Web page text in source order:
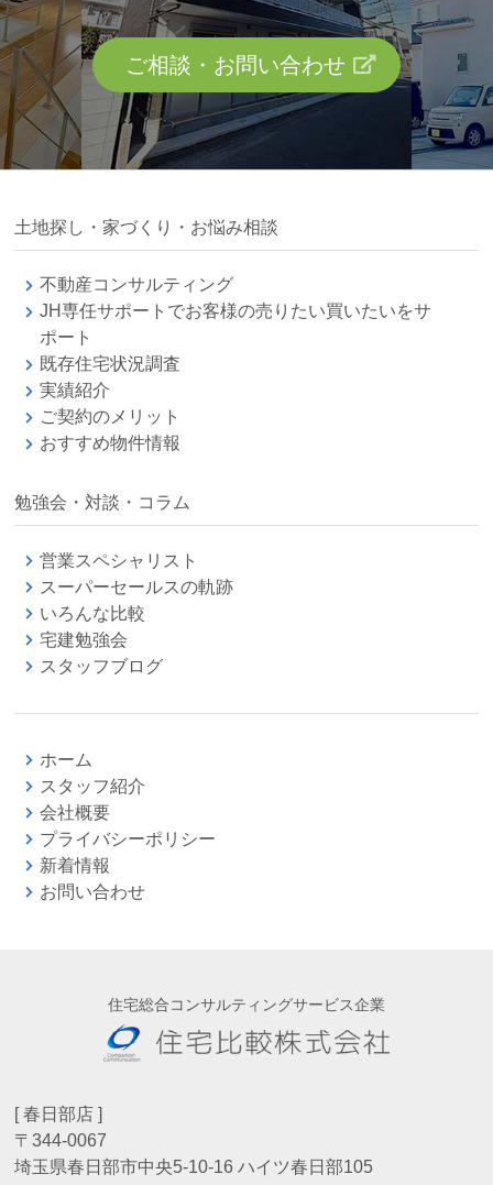
ご相談・お問い合わせ
土地探し・家づくり・お悩み相談
不動産コンサルティング
JH専任サポートでお客様の売りたい買いたいをサ
ポート
既存住宅状況調査
実績紹介
ご契約のメリット
おすすめ物件情報
勉強会・対談・コラム
営業スペシャリスト
スーパーセールスの軌跡
いろんな比較
宅建勉強会
スタッフブログ
ホーム
スタッフ紹介
会社概要
プライバシーポリシー
新着情報
お問い合わせ
住宅総合コンサルティングサービス企業
[ 春日部店 ]
〒344-0067
埼玉県春日部市中央5-10-16 ハイツ春日部105